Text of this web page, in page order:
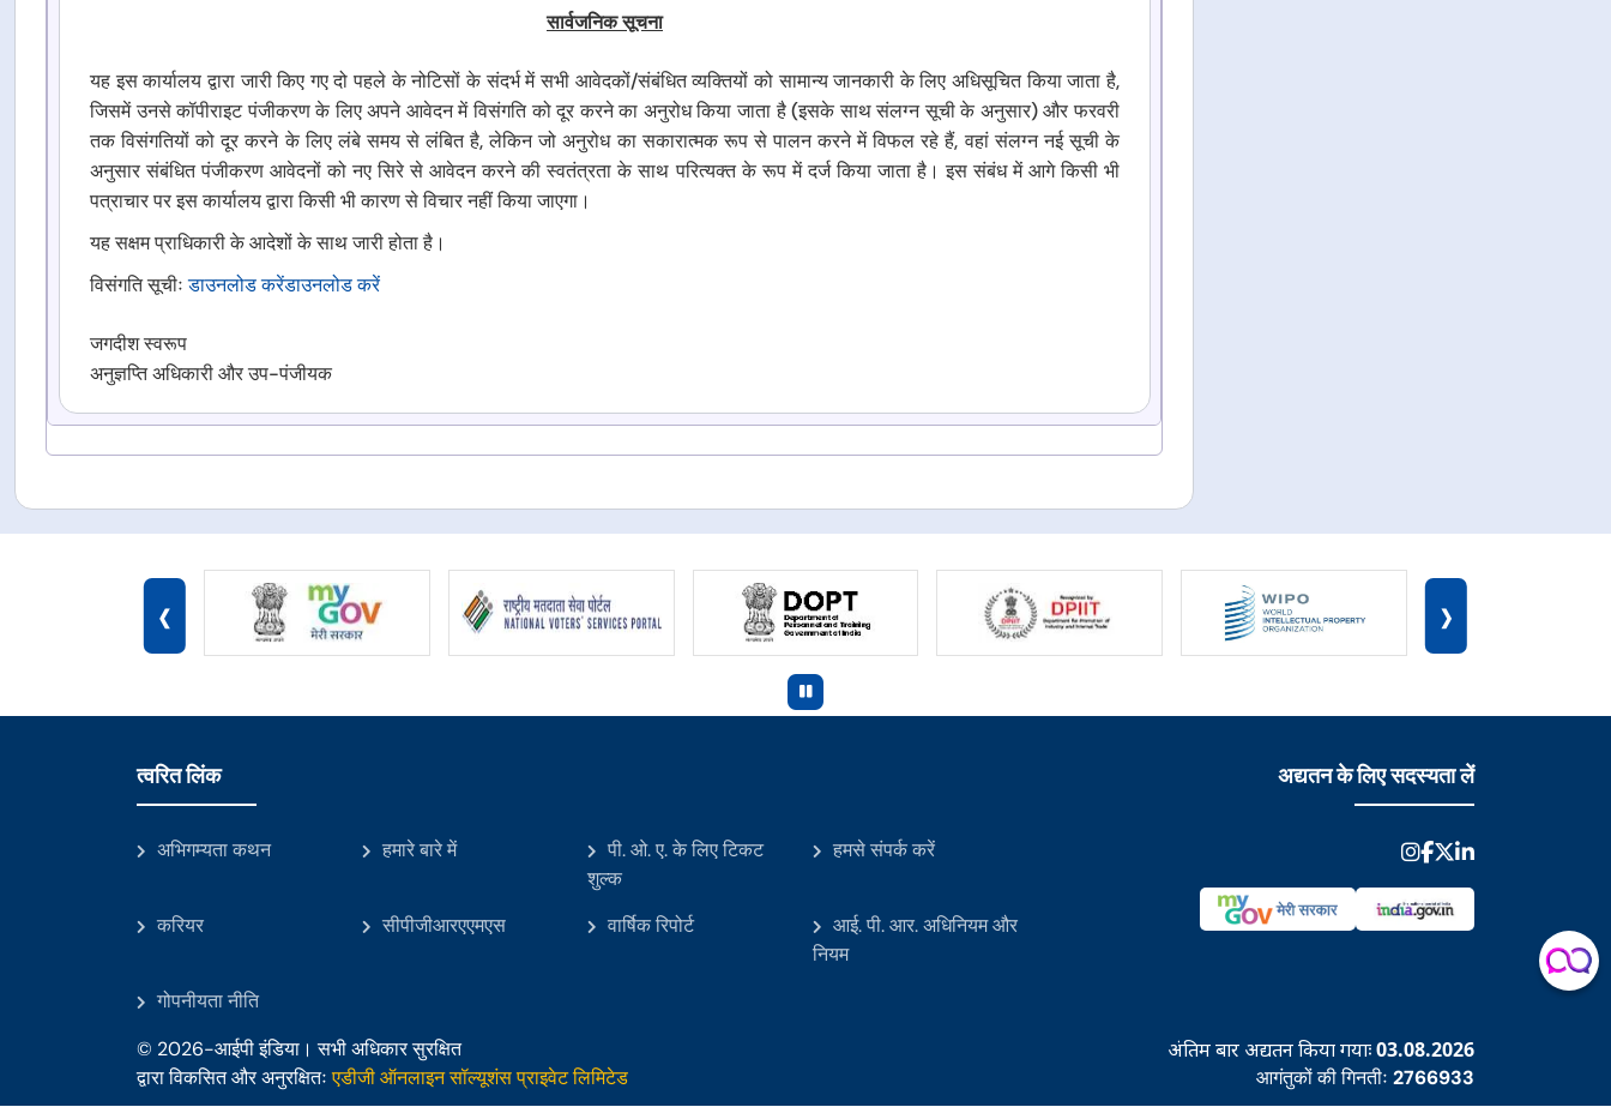
सार्वजनिक सूचना
यह इस कार्यालय द्वारा जारी किए गए दो पहले के नोटिसों के संदर्भ में सभी आवेदकों/संबंधित व्यक्तियों को सामान्य जानकारी के लिए अधिसूचित किया जाता है,
जिसमें उनसे कॉपीराइट पंजीकरण के लिए अपने आवेदन में विसंगति को दूर करने का अनुरोध किया जाता है (इसके साथ संलग्न सूची के अनुसार) और फरवरी
तक विसंगतियों को दूर करने के लिए लंबे समय से लंबित है, लेकिन जो अनुरोध का सकारात्मक रूप से पालन करने में विफल रहे हैं, वहां संलग्न नई सूची के
अनुसार संबंधित पंजीकरण आवेदनों को नए सिरे से आवेदन करने की स्वतंत्रता के साथ परित्यक्त के रूप में दर्ज किया जाता है। इस संबंध में आगे किसी भी
पत्राचार पर इस कार्यालय द्वारा किसी भी कारण से विचार नहीं किया जाएगा।
यह सक्षम प्राधिकारी के आदेशों के साथ जारी होता है।
विसंगति सूचीःडाउनलोड करेंडाउनलोड करें
जगदीश स्वरूप
अनुज्ञप्ति अधिकारी और उप-पंजीयक
‹ ›
त्वरित लिंक
अभिगम्यता कथन हमारे बारे में
पी. ओ. ए. के लिए टिकट
शुल्क
हमसे संपर्क करें
करियर सीपीजीआरएएमएस वार्षिक रिपोर्ट
आई. पी. आर. अधिनियम और
नियम
गोपनीयता नीति
अद्यतन के लिए सदस्यता लें
© 2026-आईपी इंडिया। सभी अधिकार सुरक्षित
द्वारा विकसित और अनुरक्षितःएडीजी ऑनलाइन सॉल्यूशंस प्राइवेट लिमिटेड
अंतिम बार अद्यतन किया गयाः03.08.2026
आगंतुकों की गिनतीः 2766933